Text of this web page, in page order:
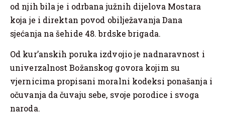
od njih bila je i odrbana južnih dijelova Mostara
koja je i direktan povod obilježavanja Dana
sjećanja na šehide 48. brdske brigada.
Od kur’anskih poruka izdvojio je nadnaravnost i
univerzalnost Božanskog govora kojim su
vjernicima propisani moralni kodeksi ponašanja i
očuvanja da čuvaju sebe, svoje porodice i svoga
naroda.